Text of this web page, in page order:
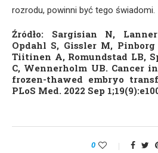
rozrodu, powinni być tego świadomi.
Źródło: Sargisian N,
Opdahl S, Gissler M,
Tiitinen A, Romundstad LB,
C, Wennerholm UB. Cancer
frozen-thawed embryo
PLoS Med. 2022 Sep
0